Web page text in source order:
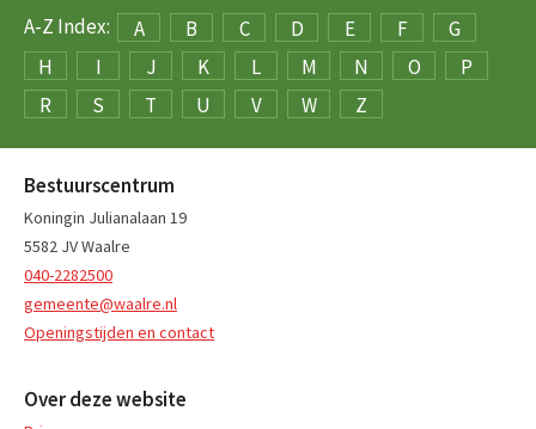
A-Z Index: A B C D E F
G
H
I J K L M N O
P
R
S T U V W Z
Bestuurscentrum
Koningin Julianalaan 19
5582 JV Waalre
040-2282500
gemeente@waalre.nl
Openingstijden en contact
Over deze website